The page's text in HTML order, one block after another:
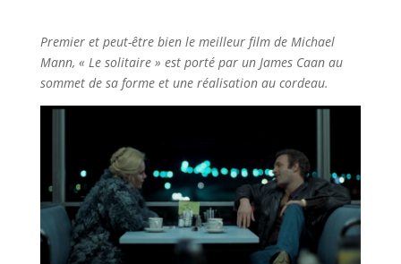
Premier et peut-être bien le meilleur film de Michael
Mann, « Le solitaire » est porté par un James Caan au
sommet de sa forme et une réalisation au cordeau.